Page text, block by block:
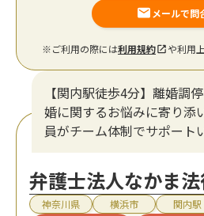
メールで問
※ご利用の際には利用規約 や利用
【関内駅徒歩4分】離婚調
婚に関するお悩みに寄り添
員がチーム体制でサポート
弁護士法人なかま
神奈川県 横浜市 関内駅